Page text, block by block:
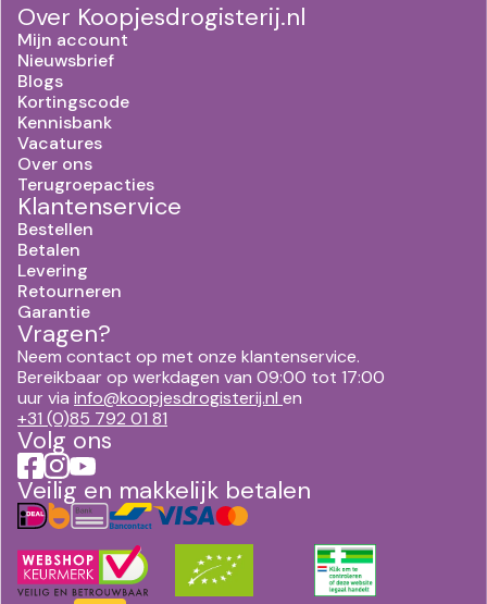
Over Koopjesdrogisterij.nl
Mijn account
Nieuwsbrief
Blogs
Kortingscode
Kennisbank
Vacatures
Over ons
Terugroepacties
Klantenservice
Bestellen
Betalen
Levering
Retourneren
Garantie
Vragen?
Neem contact op met onze klantenservice.
Bereikbaar op werkdagen van 09:00 tot 17:00
uur via info@koopjesdrogisterij.nl en
+31 (0)85 792 01 81
Volg ons
Veilig en makkelijk betalen